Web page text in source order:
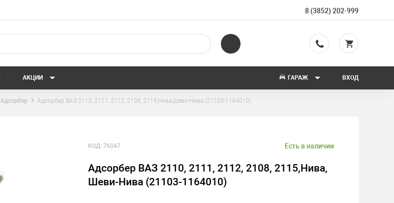
8 (3852) 202-999
АКЦИИ ГАРАЖ ВХОД
Адсорбер Адсорбер ВАЗ 2110, 2111, 2112, 2108, 2115,Нива,Шеви-Нива (21103-1164010)
КОД: 76047 Есть в наличии
Адсорбер ВАЗ 2110, 2111, 2112, 2108, 2115,Нива,
Шеви-Нива (21103-1164010)